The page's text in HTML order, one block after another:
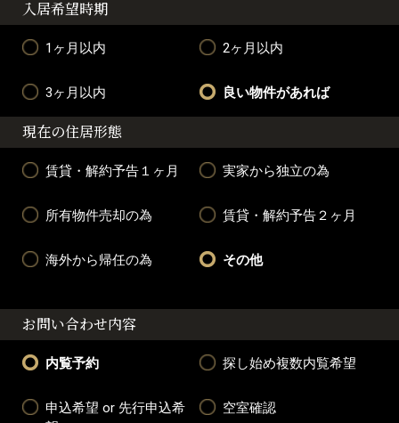
入居希望時期
1ヶ月以内 2ヶ月以内
3ヶ月以内 良い物件があれば
現在の住居形態
賃貸・解約予告１ヶ月 実家から独立の為
所有物件売却の為 賃貸・解約予告２ヶ月
海外から帰任の為 その他
お問い合わせ内容
内覧予約 探し始め複数内覧希望
申込希望 or 先行申込希
空室確認